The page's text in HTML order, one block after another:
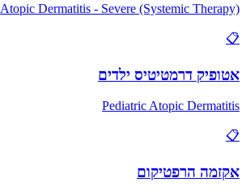
Atopic Dermatitis - Severe (Systemic Therapy)
📋
אטופיק דרמטיטיס ילדים
Pediatric Atopic Dermatitis
📋
אקזמה הרפטיקום